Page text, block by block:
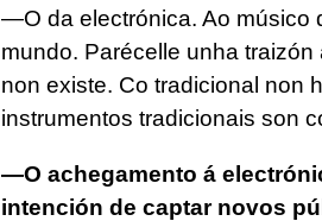
—O da electrónica. Ao músico
mundo. Parécelle unha
non existe. Co tradicional non
instrumentos tradicionais son
—O achegamento á
intención de captar novos